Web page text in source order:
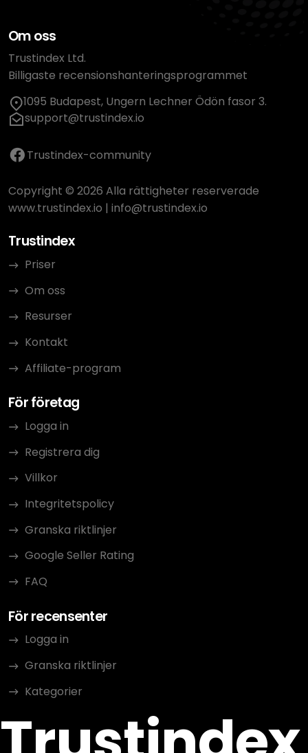
Om oss
Trustindex Ltd.
Billigaste recensionshanteringsprogrammet
1095 Budapest, Ungern Lechner Ödön fasor 3.
support@trustindex.io
Trustindex-community
Copyright © 2026 Alla rättigheter reserverade
www.trustindex.io | info@trustindex.io
Trustindex
Priser
Om oss
Resurser
Kontakt
Affiliate-program
För företag
Logga in
Registrera dig
Villkor
Integritetspolicy
Granska riktlinjer
Google Seller Rating
FAQ
För recensenter
Logga in
Granska riktlinjer
Kategorier